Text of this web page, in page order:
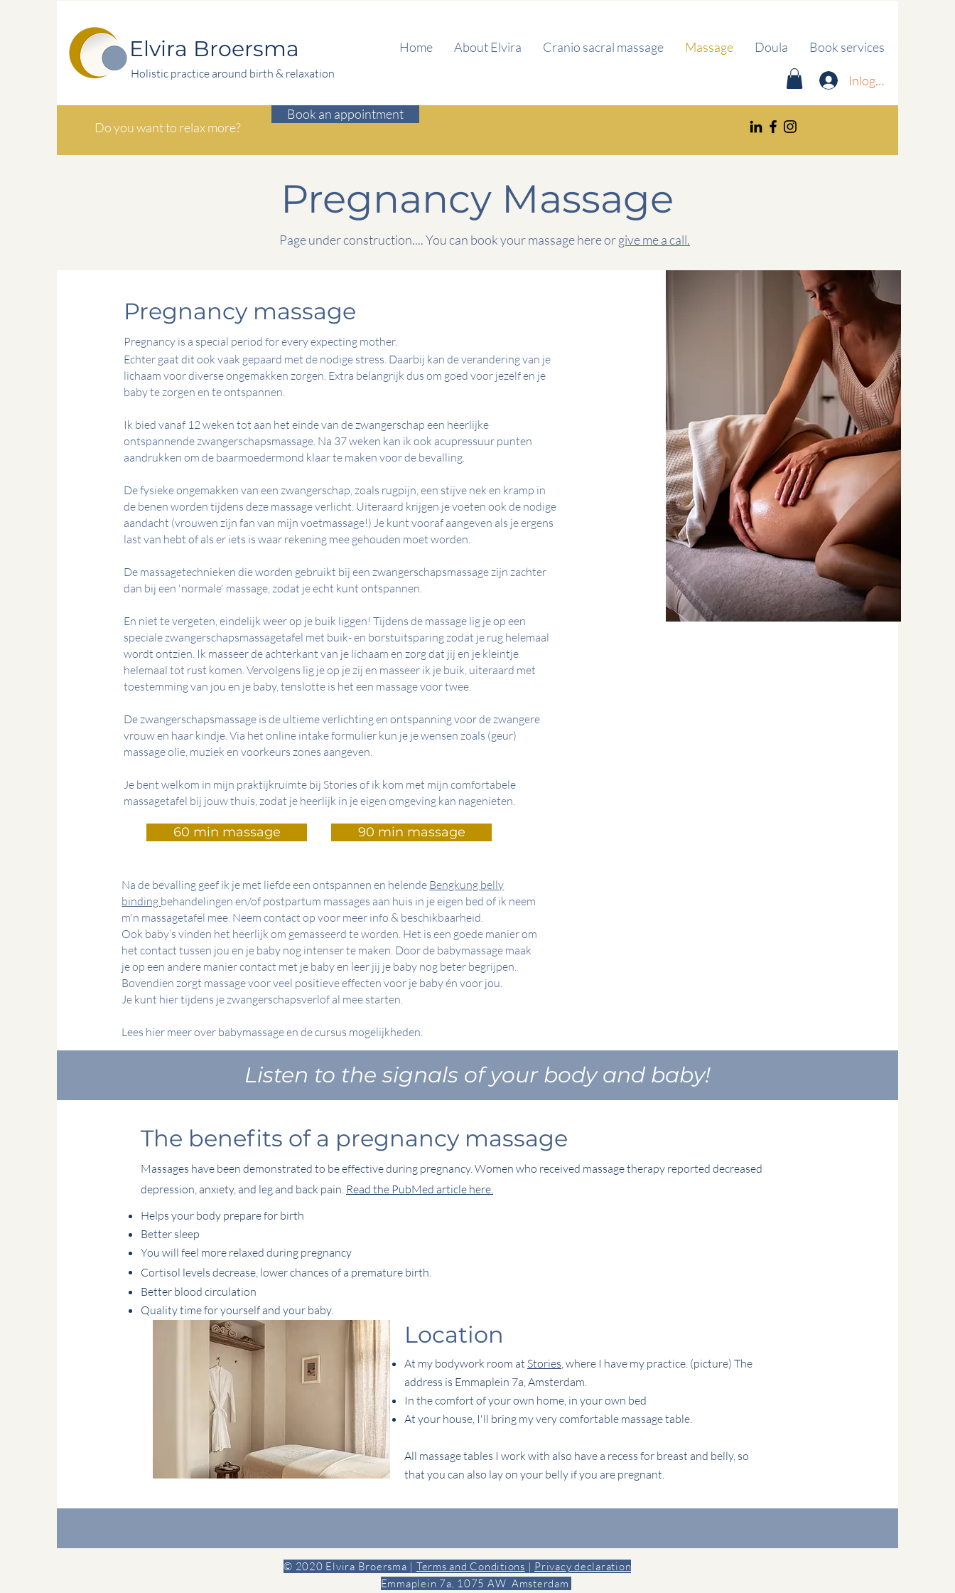
Elvira Broersma
Holistic practice around birth & relaxation
Home About Elvira Cranio sacral massage Massage Doula Book services
Inloggen
Do you want to relax more?
Book an appointment
Pregnancy Massage
Page under construction.... You can book your massage here orgive me a call.
Pregnancy massage
Pregnancy is a special period for every expecting mother.
Echter gaat dit ook vaak gepaard met de nodige stress. Daarbij kan de verandering van je
lichaam voor diverse ongemakken zorgen. Extra belangrijk dus om goed voor jezelf en je
baby te zorgen en te ontspannen.
Ik bied vanaf 12 weken tot aan het einde van de zwangerschap een heerlijke
ontspannende zwangerschapsmassage. Na 37 weken kan ik ook acupressuur punten
aandrukken om de baarmoedermond klaar te maken voor de bevalling.
De fysieke ongemakken van een zwangerschap, zoals rugpijn, een stijve nek en kramp in
de benen worden tijdens deze massage verlicht. Uiteraard krijgen je voeten ook de nodige
aandacht (vrouwen zijn fan van mijn voetmassage!) Je kunt vooraf aangeven als je ergens
last van hebt of als er iets is waar rekening mee gehouden moet worden.
De massagetechnieken die worden gebruikt bij een zwangerschapsmassage zijn zachter
dan bij een 'normale' massage, zodat je echt kunt ontspannen.
En niet te vergeten, eindelijk weer op je buik liggen! Tijdens de massage lig je op een
speciale zwangerschapsmassagetafel met buik- en borstuitsparing zodat je rug helemaal
wordt ontzien. Ik masseer de achterkant van je lichaam en zorg dat jij en je kleintje
helemaal tot rust komen. Vervolgens lig je op je zij en masseer ik je buik, uiteraard met
toestemming van jou en je baby, tenslotte is het een massage voor twee.
De zwangerschapsmassage is de ultieme verlichting en ontspanning voor de zwangere
vrouw en haar kindje. Via het online intake formulier kun je je wensen zoals (geur)
massage olie, muziek en voorkeurs zones aangeven.
Je bent welkom in mijn praktijkruimte bij Stories of ik kom met mijn comfortabele
massagetafel bij jouw thuis, zodat je heerlijk in je eigen omgeving kan nagenieten.
60 min massage 90 min massage
Na de bevalling geef ik je met liefde een ontspannen en helende Bengkung belly
binding behandelingen en/of postpartum massages aan huis in je eigen bed of ik neem
m'n massagetafel mee. Neem contact op voor meer info & beschikbaarheid.
Ook baby’s vinden het heerlijk om gemasseerd te worden. Het is een goede manier om
het contact tussen jou en je baby nog intenser te maken. Door de babymassage maak
je op een andere manier contact met je baby en leer jij je baby nog beter begrijpen.
Bovendien zorgt massage voor veel positieve effecten voor je baby én voor jou.
Je kunt hier tijdens je zwangerschapsverlof al mee starten.
Lees hier meer over babymassage en de cursus mogelijkheden.
Listen to the signals of your body and baby!
The benefits of a pregnancy massage
Massages have been demonstrated to be effective during pregnancy. Women who received massage therapy reported decreased
depression, anxiety, and leg and back pain. Read the PubMed article here.
Helps your body prepare for birth
Better sleep
You will feel more relaxed during pregnancy
Cortisol levels decrease, lower chances of a premature birth.
Better blood circulation
Quality time for yourself and your baby.
Location
At my bodywork room at Stories, where I have my practice. (picture) The
address is Emmaplein 7a, Amsterdam.
In the comfort of your own home, in your own bed
At your house, I'll bring my very comfortable massage table.
All massage tables I work with also have a recess for breast and belly, so
that you can also lay on your belly if you are pregnant.
© 2020 Elvira Broersma | Terms and Conditions | Privacy declaration
Emmaplein 7a, 1075 AW Amsterdam